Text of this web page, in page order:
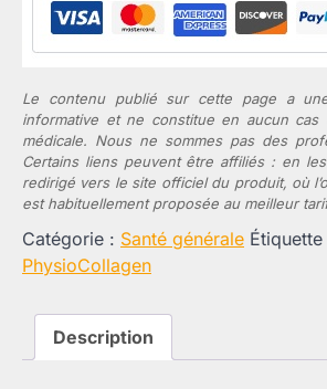
Le contenu publié sur cette page a
informative et ne constitue en aucun cas
médicale. Nous ne sommes pas des
Certains liens peuvent être affiliés : en
redirigé vers le site officiel du produit, où
est habituellement proposée au meilleur
Catégorie : Santé générale Étiquette
PhysioCollagen
Description